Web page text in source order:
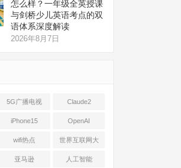
怎么样？一年级全英授课
与剑桥少儿英语考点的双
语体系深度解读
2026年8月7日
5G广播电视 Claude2
iPhone15 OpenAI
wifi热点 世界互联网大
会
亚马逊 人工智能